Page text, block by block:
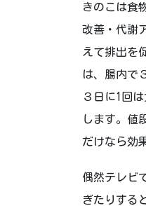
きのこは食
改善・代謝
えて排出を
は、腸内で
３日に1回
します。値
だけなら効
偶然テレビ
ぎたりする